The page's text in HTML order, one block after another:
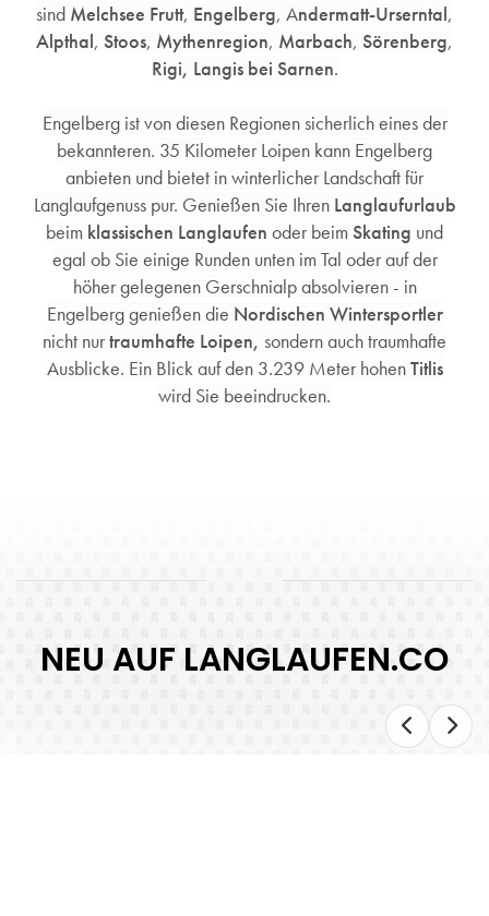
sind Melchsee Frutt, Engelberg, Andermatt-Urserntal,
Alpthal, Stoos, Mythenregion, Marbach, Sörenberg,
Rigi, Langis bei Sarnen.
Engelberg ist von diesen Regionen sicherlich eines der
bekannteren. 35 Kilometer Loipen kann Engelberg
anbieten und bietet in winterlicher Landschaft für
Langlaufgenuss pur. Genießen Sie Ihren Langlaufurlaub
beim klassischen Langlaufen oder beim Skating und
egal ob Sie einige Runden unten im Tal oder auf der
höher gelegenen Gerschnialp absolvieren - in
Engelberg genießen die Nordischen Wintersportler
nicht nurtraumhafte Loipen, sondern auch traumhafte
Ausblicke. Ein Blick auf den 3.239 Meter hohenTitlis
wird Sie beeindrucken.
NEU AUF LANGLAUFEN.CO